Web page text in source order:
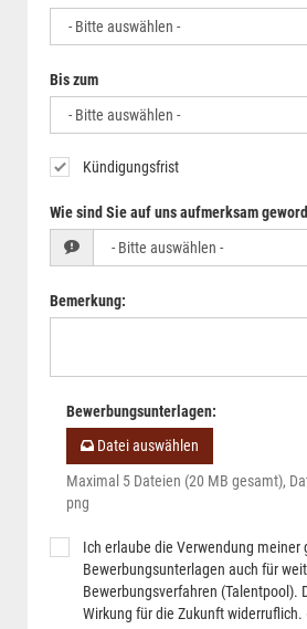
Bis zum
Kündigungsfrist
Wie sind Sie auf uns aufmerksam
Bemerkung:
Bewerbungsunterlagen:
Datei auswählen
Maximal 5 Dateien (20 MB gesamt),
png
Ich erlaube die Verwendung meiner
Bewerbungsunterlagen auch für
Bewerbungsverfahren (Talentpool).
Wirkung für die Zukunft